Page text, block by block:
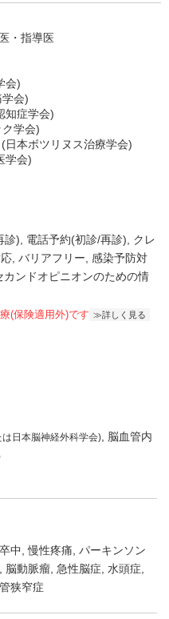
・指導医
会)
会)
知症学会)
学会)
日本ボツリヌス治療学会)
学会)
診) 電話予約(初診/再診)
クレ
バリアフリー 感染予防対
カンドオピニオンのための情
(保険適用外)です 詳しく見る
日本脳神経外科学会)
脳血管内
中 慢性疼痛 パーキンソン
脳動脈瘤 急性脳症 水頭症
狭窄症